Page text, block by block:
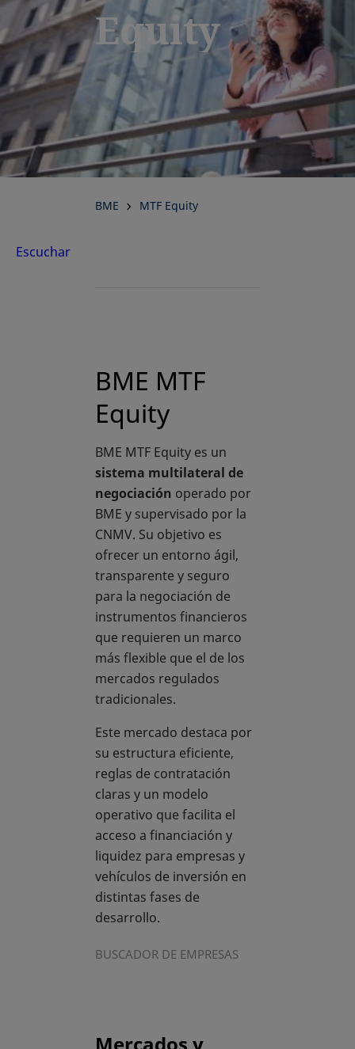
Equity
BME MTF Equity
Escuchar
BME MTF
Equity
BME MTF Equity es un
sistema multilateral de
negociación operado por
BME y supervisado por la
CNMV. Su objetivo es
ofrecer un entorno ágil,
transparente y seguro
para la negociación de
instrumentos financieros
que requieren un marco
más flexible que el de los
mercados regulados
tradicionales.
Este mercado destaca por
su estructura eficiente,
reglas de contratación
claras y un modelo
operativo que facilita el
acceso a financiación y
liquidez para empresas y
vehículos de inversión en
distintas fases de
desarrollo.
BUSCADOR DE EMPRESAS